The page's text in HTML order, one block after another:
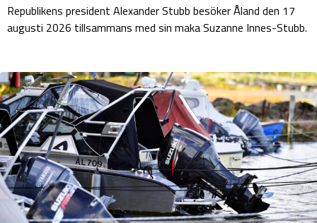
Republikens president Alexander Stubb besöker Åland den 17
augusti 2026 tillsammans med sin maka Suzanne Innes-Stubb.